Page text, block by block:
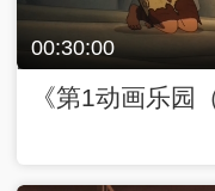
00:30:00
《第1动画乐园